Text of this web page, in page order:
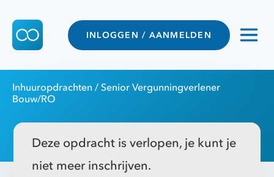
INLOGGEN / AANMELDEN
Inhuuropdrachten / Senior Vergunningverlener
Bouw/RO
Deze opdracht is verlopen, je kunt je
niet meer inschrijven.